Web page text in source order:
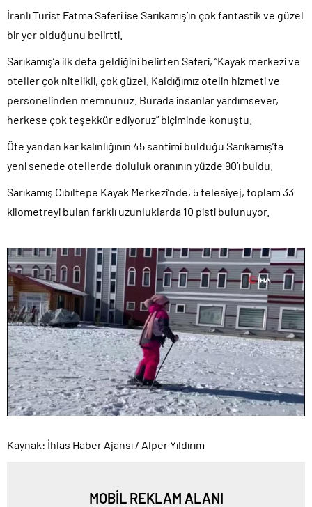
İranlı Turist Fatma Saferi ise Sarıkamış’ın çok fantastik ve güzel
bir yer olduğunu belirtti.
Sarıkamış’a ilk defa geldiğini belirten Saferi, “Kayak merkezi ve
oteller çok nitelikli, çok güzel. Kaldığımız otelin hizmeti ve
personelinden memnunuz. Burada insanlar yardımsever,
herkese çok teşekkür ediyoruz” biçiminde konuştu.
Öte yandan kar kalınlığının 45 santimi bulduğu Sarıkamış’ta
yeni senede otellerde doluluk oranının yüzde 90’ı buldu.
Sarıkamış Cıbıltepe Kayak Merkezi’nde, 5 telesiyej, toplam 33
kilometreyi bulan farklı uzunluklarda 10 pisti bulunuyor.
Kaynak: İhlas Haber Ajansı / Alper Yıldırım
MOBİL REKLAM ALANI